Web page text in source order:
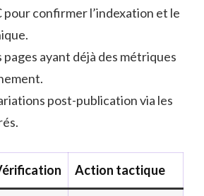
pour confirmer l’indexation et le
pages ayant déjà des métriques
post-publication via les
Action tactique